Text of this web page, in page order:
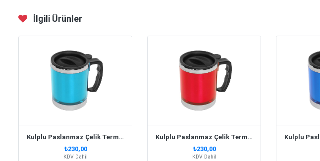
İlgili Ürünler
Kulplu Paslanmaz Çelik Termos Kupa 330 Ml – Turkuaz
₺230,00
KDV Dahil
Kulplu Paslanmaz Çelik Termos Kupa 330 Ml – Kırmızı
₺230,00
KDV Dahil